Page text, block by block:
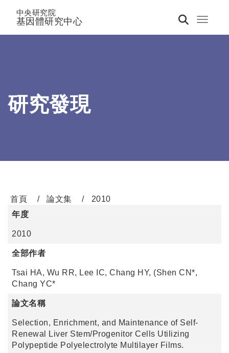
Toggle
中央研究院
基因體研究中心
研究發現
首頁 論文集
2010
年度
2010
全部作者
Tsai HA, Wu RR, Lee IC, Chang HY, (Shen CN*,
Chang YC*
論文名稱
Selection, Enrichment, and Maintenance of Self-
Renewal Liver Stem/Progenitor Cells Utilizing
Polypeptide Polyelectrolyte Multilayer Films.